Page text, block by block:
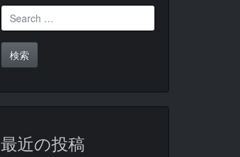
Search
for:
最近の投稿